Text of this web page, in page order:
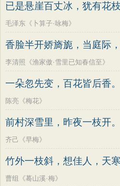
已是悬崖百丈冰，犹有花枝
毛泽东《卜算子·咏梅》
香脸半开娇旖旎，当庭际
李清照《渔家傲·雪里已知春信至》
一朵忽先变，百花皆后香。
陈亮《梅花》
前村深雪里，昨夜一枝开。
齐己《早梅》
竹外一枝斜，想佳人，天寒
曹组《蓦山溪·梅》